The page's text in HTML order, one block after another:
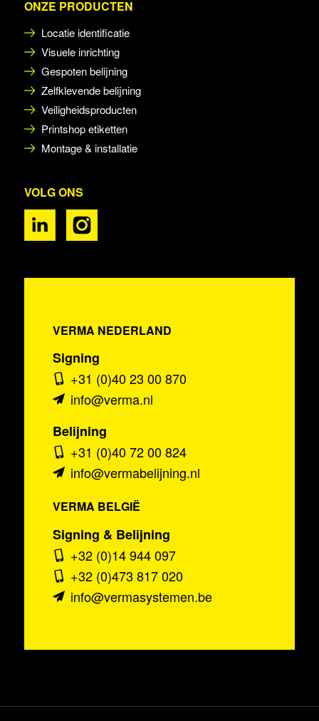
ONZE PRODUCTEN
Locatie identificatie
Visuele inrichting
Gespoten belijning
Zelfklevende belijning
Veiligheidsproducten
Printshop etiketten
Montage & installatie
VOLG ONS
VERMA NEDERLAND
Signing
+31 (0)40 23 00 870
info@verma.nl
Belijning
+31 (0)40 72 00 824
info@vermabelijning.nl
VERMA BELGIË
Signing & Belijning
+32 (0)14 944 097
+32 (0)473 817 020
info@vermasystemen.be